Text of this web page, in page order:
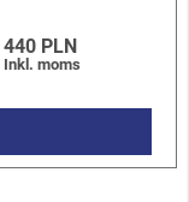
440 PLN
Inkl. moms